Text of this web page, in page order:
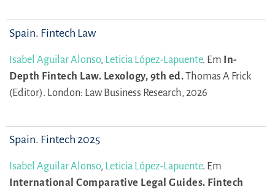
Spain. Fintech Law
Isabel Aguilar Alonso, Leticia López-Lapuente. Em In-
Depth Fintech Law. Lexology, 9th ed.Thomas A Frick
(Editor). London: Law Business Research, 2026
Spain. Fintech 2025
Isabel Aguilar Alonso, Leticia López-Lapuente. Em
International Comparative Legal Guides. Fintech